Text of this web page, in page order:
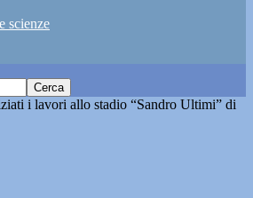
scienze
i lavori allo stadio “Sandro Ultimi” di